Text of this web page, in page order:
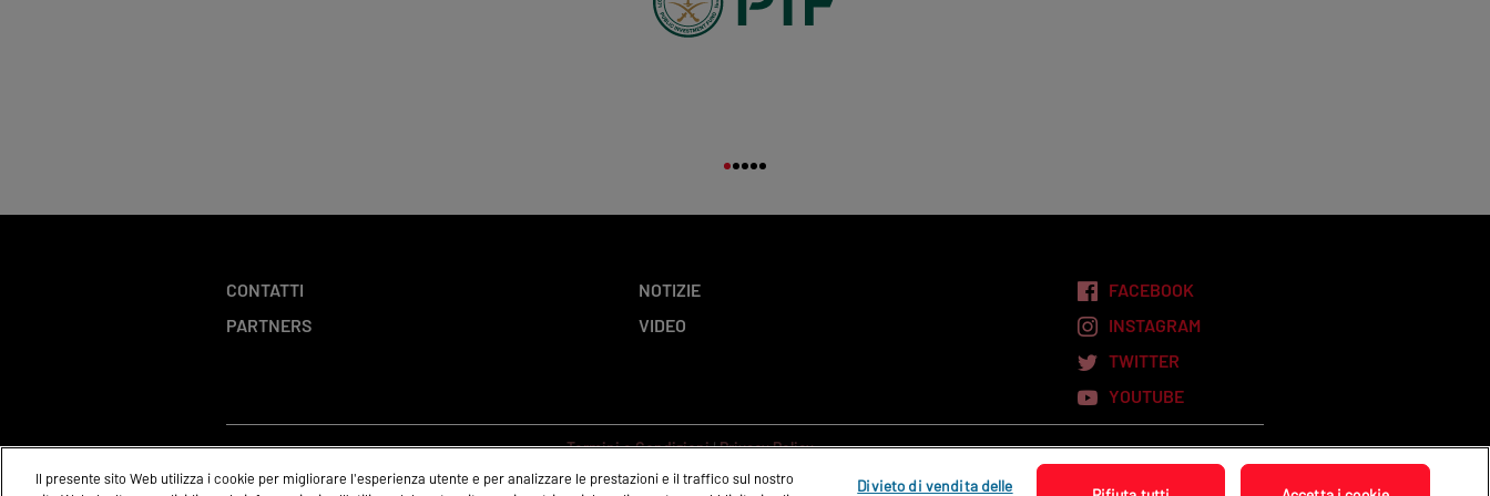
CONTATTI
NOTIZIE
PARTNERS
VIDEO
FACEBOOK
INSTAGRAM
TWITTER
YOUTUBE
Termini e Condizioni|Privacy Policy
Il presente sito Web utilizza i cookie per migliorare l'esperienza utente e per analizzare le prestazioni e il traffico sul nostro
Divieto di vendita delle